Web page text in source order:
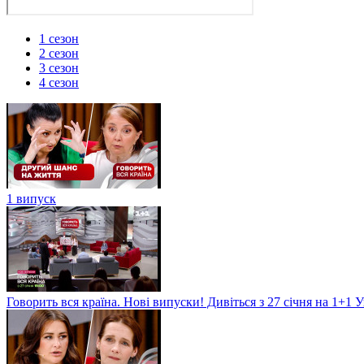
1 сезон
2 сезон
3 сезон
4 сезон
1 випуск
Говорить вся країна. Нові випуски! Дивіться з 27 січня на 1+1